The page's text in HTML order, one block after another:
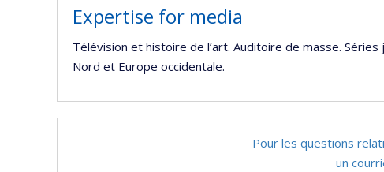
Expertise for media
Télévision et histoire de l’art. Auditoire de masse.
Nord et Europe occidentale.
Pour les questions
un